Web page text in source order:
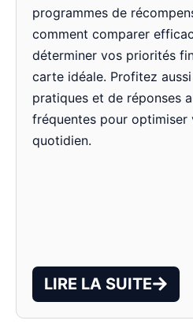
programmes de
comment comparer
déterminer vos priorités
carte idéale. Profitez
pratiques et de réponses
fréquentes pour optimiser
quotidien.
LIRE LA SUITE